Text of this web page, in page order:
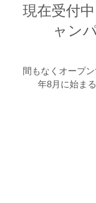
現在受付
ャン
間もなくオープ
年8月に始ま